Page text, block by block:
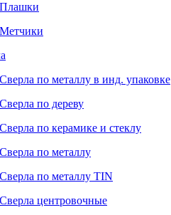
Плашки
Метчики
Сверла по металлу в инд. упаковке
Сверла по дереву
Сверла по керамике и стеклу
Сверла по металлу
Сверла по металлу TIN
Сверла центровочные